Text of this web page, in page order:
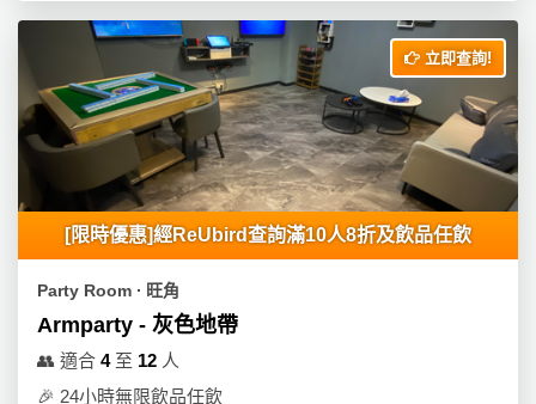
立即查詢!
[限時優惠]經ReUbird查詢滿10人8折及飲品任飲
Party Room ∙ 旺角
Armparty - 灰色地帶
👥 適合 4至 12 人
🎉 24小時無限飲品任飲